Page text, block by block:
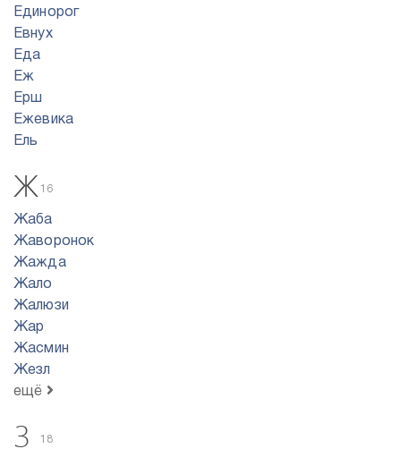
Единорог
Евнух
Еда
Еж
Ерш
Ежевика
Ель
Ж16
Жаба
Жаворонок
Жажда
Жало
Жалюзи
Жар
Жасмин
Жезл
ещё
З 18